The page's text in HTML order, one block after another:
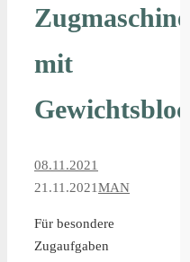
Zugmaschine
mit
Gewichtsblock
08.11.2021
21.11.2021MAN
Für besondere
Zugaufgaben